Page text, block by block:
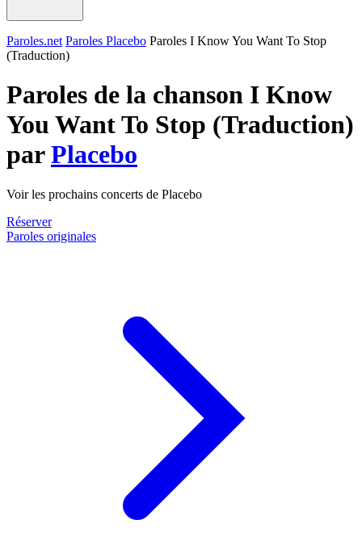
Paroles.net Paroles Placebo Paroles I Know You Want To Stop
(Traduction)
Paroles de la chanson I Know
You Want To Stop (Traduction)
parPlacebo
Voir les prochains concerts de Placebo
Réserver
Paroles originales